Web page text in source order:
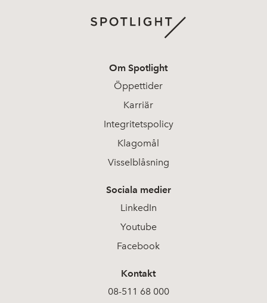
Om Spotlight
Öppettider
Karriär
Integritetspolicy
Klagomål
Visselblåsning
Sociala medier
LinkedIn
Youtube
Facebook
Kontakt
08-511 68 000